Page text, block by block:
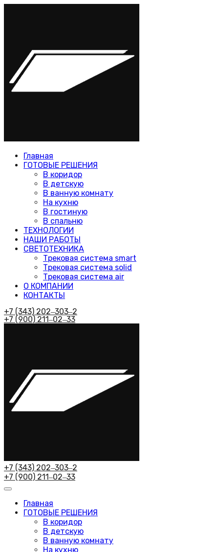
Главная
ГОТОВЫЕ РЕШЕНИЯ
В коридор
В детскую
В ванную комнату
На кухню
В гостиную
В спальню
ТЕХНОЛОГИИ
НАШИ РАБОТЫ
СВЕТОТЕХНИКА
Трековая система smart
Трековая система solid
Трековая система air
О КОМПАНИИ
КОНТАКТЫ
+7 (343) 202‒303‒2
+7 (900) 211‒02‒33
+7 (343) 202‒303‒2
+7 (900) 211‒02‒33
Главная
ГОТОВЫЕ РЕШЕНИЯ
В коридор
В детскую
В ванную комнату
На кухню